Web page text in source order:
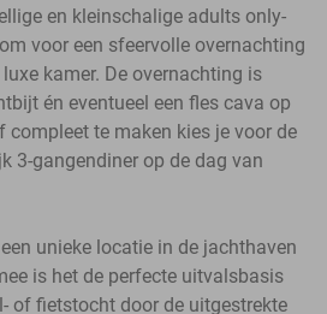
en kleinschalige adults only-
voor een sfeervolle overnachting
kamer. De overnachting is
én eventueel een fles cava op
compleet te maken kies je voor de
3-gangendiner op de dag van
unieke locatie in de jachthaven
is het de perfecte uitvalsbasis
of fietstocht door de uitgestrekte